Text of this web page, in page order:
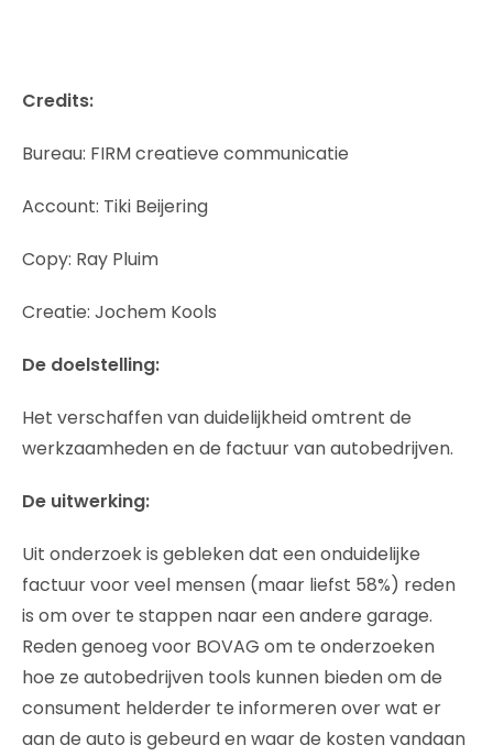
Credits:
Bureau: FIRM creatieve communicatie
Account: Tiki Beijering
Copy: Ray Pluim
Creatie: Jochem Kools
De doelstelling:
Het verschaffen van duidelijkheid omtrent de
werkzaamheden en de factuur van autobedrijven.
De uitwerking:
Uit onderzoek is gebleken dat een onduidelijke
factuur voor veel mensen (maar liefst 58%) reden
is om over te stappen naar een andere garage.
Reden genoeg voor BOVAG om te onderzoeken
hoe ze autobedrijven tools kunnen bieden om de
consument helderder te informeren over wat er
aan de auto is gebeurd en waar de kosten vandaan